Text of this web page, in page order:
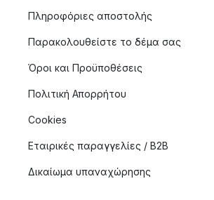
Πληροφόριες αποστολής
Παρακολουθείστε το δέμα σας
Όροι και Προϋποθέσεις
Πολιτική Απορρήτου
Cookies
Εταιρικές παραγγελίες / B2B
Δικαίωμα υπαναχώρησης